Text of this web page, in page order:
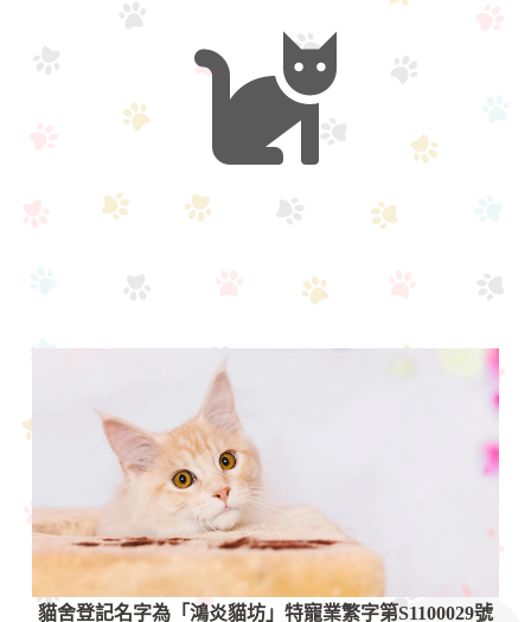
貓舍登記名字為「鴻炎貓坊」特寵業繁字第S1100029號